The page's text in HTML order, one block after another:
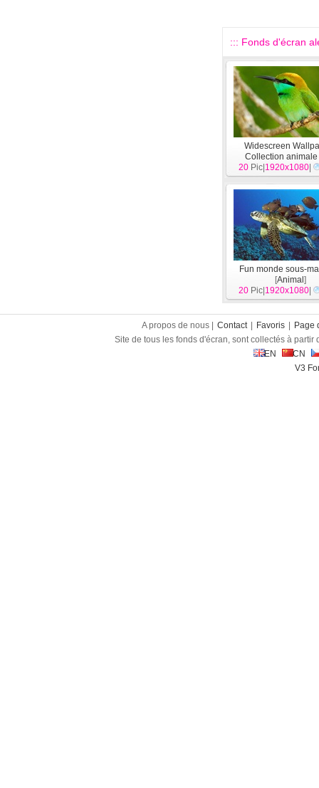
::: Fonds d'écran
Widescreen
Collection
[Animal]
20 Pic| 1920x1080
Fun monde sous-
[Animal ]
20 Pic| 1920x1080
A propos de nous | Contact Favoris
Page
Site de tous les fonds d'écran, sont collectés à
EN
CN
V3